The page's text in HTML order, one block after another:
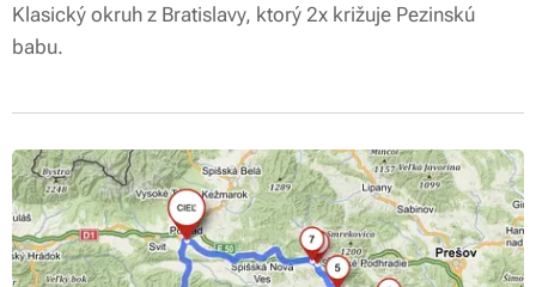
Klasický okruh z Bratislavy, ktorý 2x križuje Pezinskú
babu.